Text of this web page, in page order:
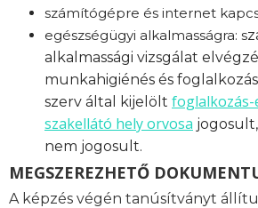
számítógépre és internet
egészségügyi alkalmasságra: s
alkalmassági vizsgálat
munkahigiénés és
szerv által kijelölt foglalkozás-
szakellátó hely orvosa
nem jogosult.
MEGSZEREZHETŐ
A képzés végén tanúsítványt